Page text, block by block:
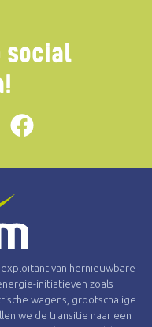
social
van hernieuwbare
initiatieven zoals
wagens, grootschalige
we de transitie naar een